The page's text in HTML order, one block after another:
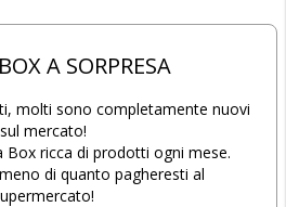
A SORPRESA
molti sono completamente nuovi
sul mercato!
Box ricca di prodotti ogni mese.
di quanto pagheresti al